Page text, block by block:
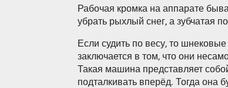
Рабочая кромка на аппарате
убрать рыхлый снег, а зубчатая
Если судить по весу, то
заключается в том, что они
Такая машина представляет
подталкивать вперёд. Тогда она